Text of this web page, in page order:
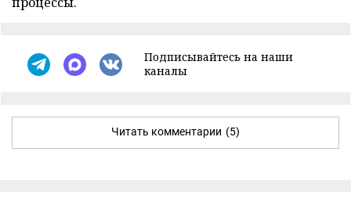
Подписывайтесь на наши
каналы
Читать комментарии (5)